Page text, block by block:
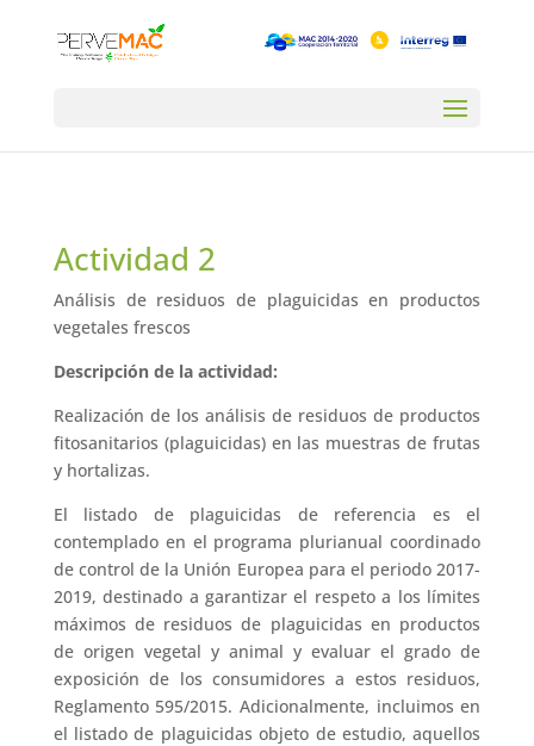
Actividad 2
Análisis de residuos de plaguicidas en productos
vegetales frescos
Descripción de la actividad:
Realización de los análisis de residuos de productos
fitosanitarios (plaguicidas) en las muestras de frutas
y hortalizas.
El listado de plaguicidas de referencia es el
contemplado en el programa plurianual coordinado
de control de la Unión Europea para el periodo 2017-
2019, destinado a garantizar el respeto a los límites
máximos de residuos de plaguicidas en productos
de origen vegetal y animal y evaluar el grado de
exposición de los consumidores a estos residuos,
Reglamento 595/2015. Adicionalmente, incluimos en
el listado de plaguicidas objeto de estudio, aquellos